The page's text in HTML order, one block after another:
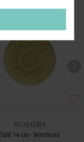
SUMATRA
Talíř 14 cm - limetková